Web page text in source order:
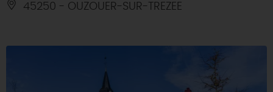
45250 - OUZOUER-SUR-TREZEE